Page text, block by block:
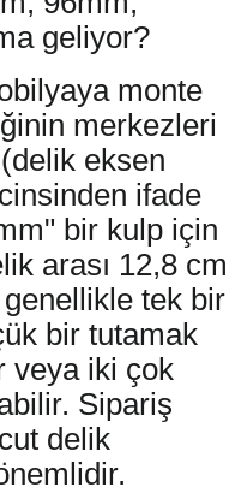
geliyor?
monte
merkezleri
eksen
ifade
bir kulp için
arası 12,8 cm
genellikle tek bir
bir tutamak
veya iki çok
Sipariş
delik